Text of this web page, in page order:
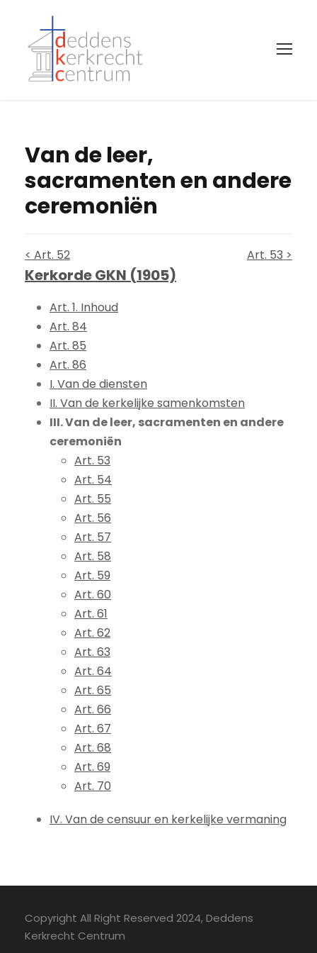
Van de leer,
sacramenten en andere
ceremoniën
< Art. 52 Art. 53 >
Kerkorde GKN (1905)
Art. 1. Inhoud
Art. 84
Art. 85
Art. 86
I. Van de diensten
II. Van de kerkelijke samenkomsten
III. Van de leer, sacramenten en andere
ceremoniën
Art. 53
Art. 54
Art. 55
Art. 56
Art. 57
Art. 58
Art. 59
Art. 60
Art. 61
Art. 62
Art. 63
Art. 64
Art. 65
Art. 66
Art. 67
Art. 68
Art. 69
Art. 70
IV. Van de censuur en kerkelijke vermaning
Copyright All Right Reserved 2024, Deddens
Kerkrecht Centrum